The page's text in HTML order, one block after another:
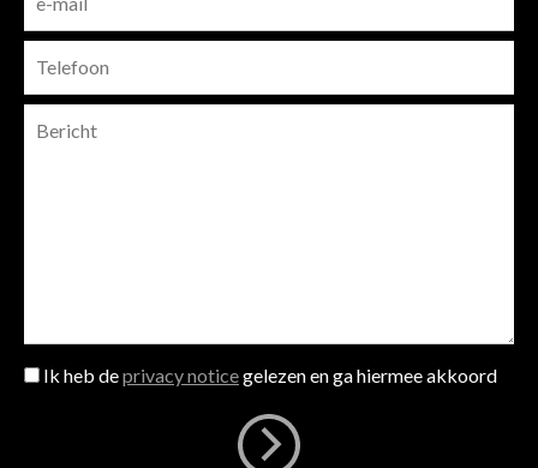
Ik heb deprivacy noticegelezen en ga hiermee akkoord